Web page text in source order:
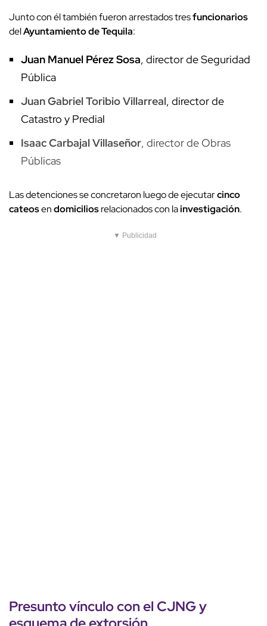
Junto con él también fueron arrestados tresfuncionarios
delAyuntamiento de Tequila:
Juan Manuel Pérez Sosa, director de Seguridad
Pública
Juan Gabriel Toribio Villarreal, director de
Catastro y Predial
Isaac Carbajal Villaseñor, director de Obras
Públicas
Las detenciones se concretaron luego de ejecutarcinco
cateosendomiciliosrelacionados con lainvestigación.
▼ Publicidad
Presuntovínculocon el CJNGy